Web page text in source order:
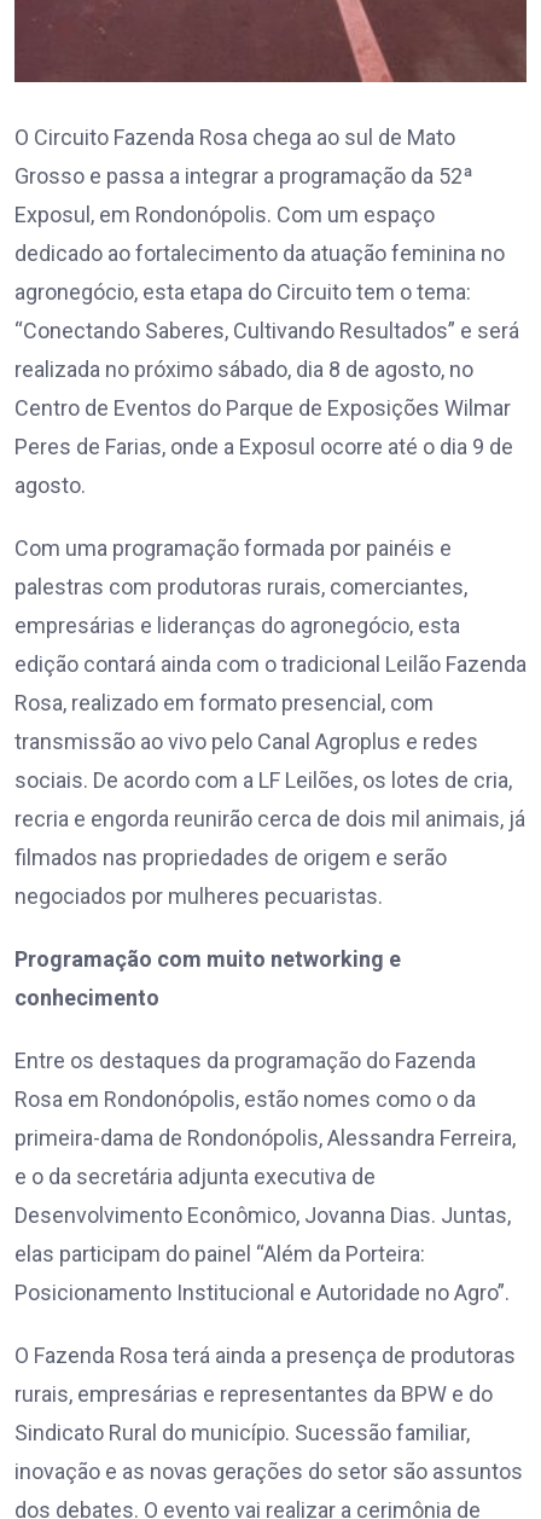
O Circuito Fazenda Rosa chega ao sul de Mato
Grosso e passa a integrar a programação da 52ª
Exposul, em Rondonópolis. Com um espaço
dedicado ao fortalecimento da atuação feminina no
agronegócio, esta etapa do Circuito tem o tema:
“Conectando Saberes, Cultivando Resultados” e será
realizada no próximo sábado, dia 8 de agosto, no
Centro de Eventos do Parque de Exposições Wilmar
Peres de Farias, onde a Exposul ocorre até o dia 9 de
agosto.
Com uma programação formada por painéis e
palestras com produtoras rurais, comerciantes,
empresárias e lideranças do agronegócio, esta
edição contará ainda com o tradicional Leilão Fazenda
Rosa, realizado em formato presencial, com
transmissão ao vivo pelo Canal Agroplus e redes
sociais. De acordo com a LF Leilões, os lotes de cria,
recria e engorda reunirão cerca de dois mil animais, já
filmados nas propriedades de origem e serão
negociados por mulheres pecuaristas.
Programação com muito networking e
conhecimento
Entre os destaques da programação do Fazenda
Rosa em Rondonópolis, estão nomes como o da
primeira-dama de Rondonópolis, Alessandra Ferreira,
e o da secretária adjunta executiva de
Desenvolvimento Econômico, Jovanna Dias. Juntas,
elas participam do painel “Além da Porteira:
Posicionamento Institucional e Autoridade no Agro”.
O Fazenda Rosa terá ainda a presença de produtoras
rurais, empresárias e representantes da BPW e do
Sindicato Rural do município. Sucessão familiar,
inovação e as novas gerações do setor são assuntos
dos debates. O evento vai realizar a cerimônia de